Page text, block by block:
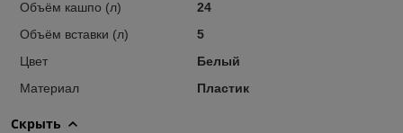
Объём кашпо (л)
24
Объём вставки (л)
5
Цвет
Белый
Материал
Пластик
Скрыть